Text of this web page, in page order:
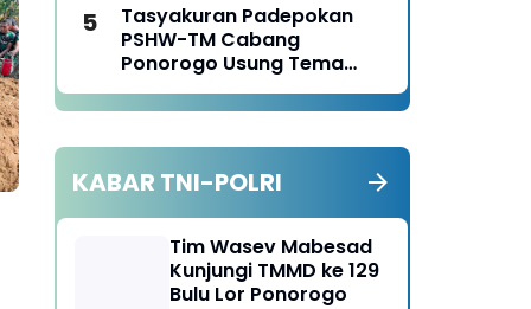
Tangan Bantu Warga
Panen Jagung
Tasyakuran Padepokan
PSHW-TM Cabang
Ponorogo Usung Tema
Bersatu dalam
Persaudaraan, Berkarya
Tanggungjawab
KABAR TNI-POLRI
Tim Wasev Mabesad
Kunjungi TMMD ke 129
Bulu Lor Ponorogo